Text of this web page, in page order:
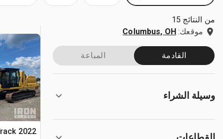
من النتائج 15
موقعك: Columbus, OH
القادمة المباعة
وسيلة الشراء